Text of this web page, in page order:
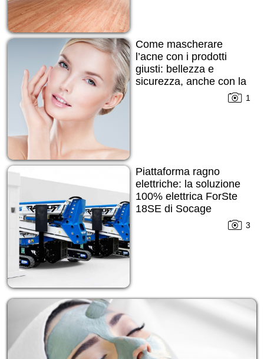
Come mascherare
l’acne con i prodotti
giusti: bellezza e
sicurezza, anche con la
1
Piattaforma ragno
elettriche: la soluzione
100% elettrica ForSte
18SE di Socage
3